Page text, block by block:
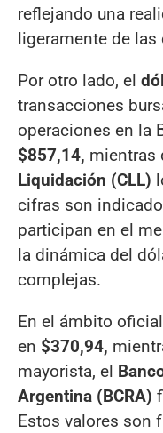
reflejando una
ligeramente de
Por otro lado, el
transacciones
operaciones en la
$857,14, mientras
Liquidación (CLL)
cifras son
participan en el
la dinámica del
complejas.
En el ámbito
en $370,94,
mayorista, el
Argentina (BCRA)
Estos valores son